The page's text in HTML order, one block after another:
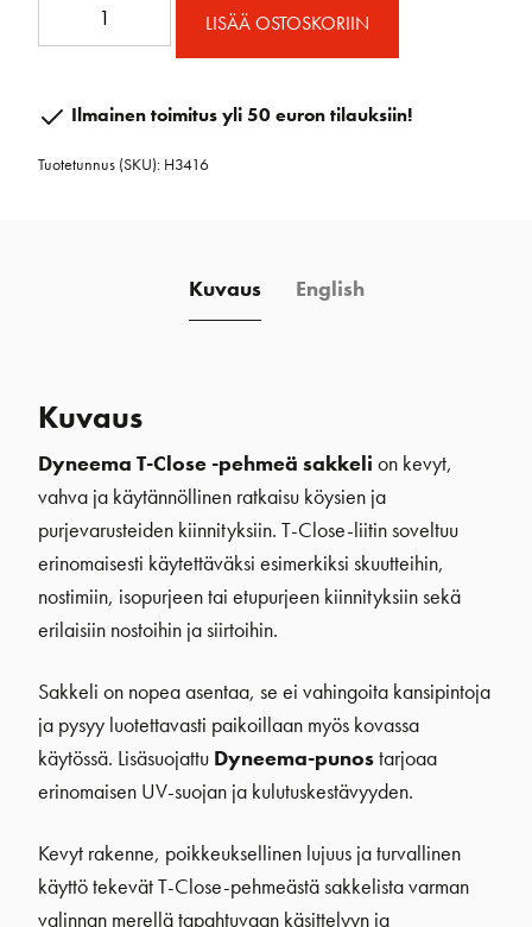
KG
LISÄÄ OSTOSKORIIN
Ilmainen toimitus yli 50 euron tilauksiin!
Tuotetunnus (SKU): H3416
Kuvaus English
Kuvaus
Dyneema T-Close -pehmeä sakkeli on kevyt,
vahva ja käytännöllinen ratkaisu köysien ja
purjevarusteiden kiinnityksiin. T-Close-liitin soveltuu
erinomaisesti käytettäväksi esimerkiksi skuutteihin,
nostimiin, isopurjeen tai etupurjeen kiinnityksiin sekä
erilaisiin nostoihin ja siirtoihin.
Sakkeli on nopea asentaa, se ei vahingoita kansipintoja
ja pysyy luotettavasti paikoillaan myös kovassa
käytössä. Lisäsuojattu Dyneema-punostarjoaa
erinomaisen UV-suojan ja kulutuskestävyyden.
Kevyt rakenne, poikkeuksellinen lujuus ja turvallinen
käyttö tekevät T-Close-pehmeästä sakkelista varman
valinnan merellä tapahtuvaan käsittelyyn ja